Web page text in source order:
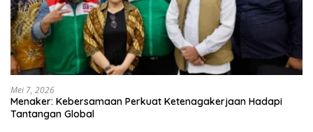
Mei 7, 2026
Menaker: Kebersamaan Perkuat Ketenagakerjaan Hadapi
Tantangan Global